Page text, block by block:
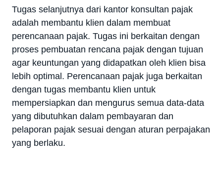
Tugas selanjutnya dari kantor konsultan pajak
adalah membantu klien dalam membuat
perencanaan pajak. Tugas ini berkaitan dengan
proses pembuatan rencana pajak dengan tujuan
agar keuntungan yang didapatkan oleh klien bisa
lebih optimal. Perencanaan pajak juga berkaitan
dengan tugas membantu klien untuk
mempersiapkan dan mengurus semua data-data
yang dibutuhkan dalam pembayaran dan
pelaporan pajak sesuai dengan aturan perpajakan
yang berlaku.